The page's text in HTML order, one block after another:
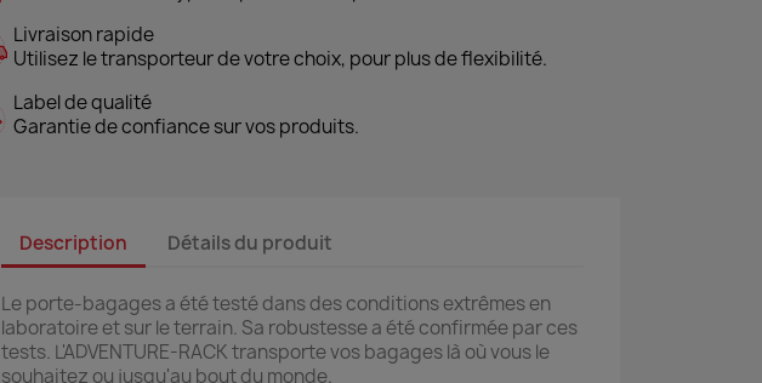
Livraison rapide
Utilisez le transporteur de votre choix, pour plus de flexibilité.
Label de qualité
Garantie de confiance sur vos produits.
Description Détails du produit
Le porte-bagages a été testé dans des conditions extrêmes en
laboratoire et sur le terrain. Sa robustesse a été confirmée par ces
tests. L'ADVENTURE-RACK transporte vos bagages là où vous le
souhaitez ou jusqu'au bout du monde.